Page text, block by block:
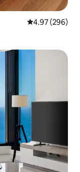
從 296 則評價
4.97 (296)